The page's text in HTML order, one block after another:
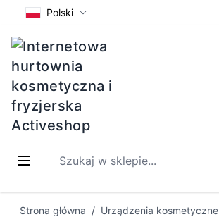
Polski
Szukaj w sklepie...
Strona główna / Urządzenia kosmetyczne